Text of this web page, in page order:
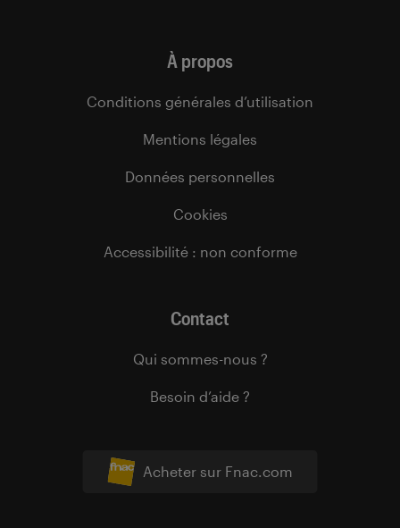
Acheter sur Fnac.com
À propos
Conditions générales d’utilisation
Mentions légales
Données personnelles
Cookies
Accessibilité : non conforme
Contact
Qui sommes-nous ?
Besoin d’aide ?